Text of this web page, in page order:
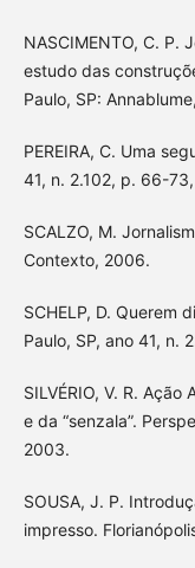
NASCIMENTO, C. P.
estudo das
Paulo, SP:
PEREIRA, C. Uma
41, n. 2.102, p. 66-
SCALZO, M.
Contexto, 2006.
SCHELP, D. Querem
Paulo, SP, ano 41, n.
SILVÉRIO, V. R.
e da “senzala”.
2003.
SOUSA, J. P.
impresso.